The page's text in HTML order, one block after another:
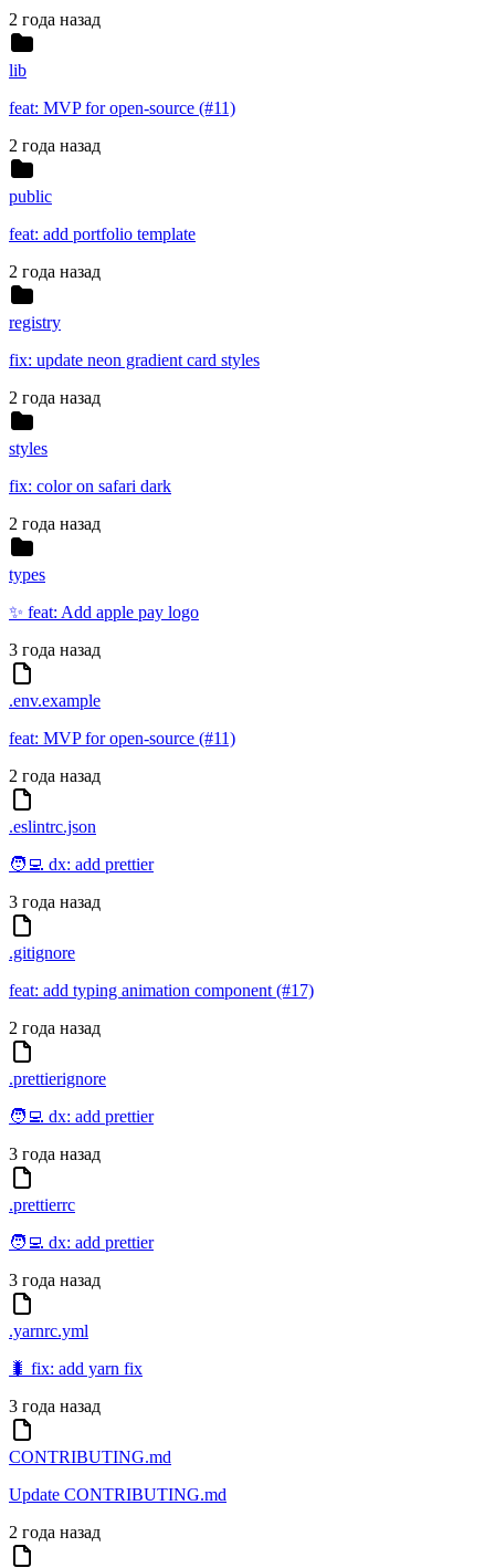
2 года назад
lib
feat: MVP for open-source (#11)
2 года назад
public
feat: add portfolio template
2 года назад
registry
fix: update neon gradient card styles
2 года назад
styles
fix: color on safari dark
2 года назад
types
✨ feat: Add apple pay logo
3 года назад
.env.example
feat: MVP for open-source (#11)
2 года назад
.eslintrc.json
🧑‍💻 dx: add prettier
3 года назад
.gitignore
feat: add typing animation component (#17)
2 года назад
.prettierignore
🧑‍💻 dx: add prettier
3 года назад
.prettierrc
🧑‍💻 dx: add prettier
3 года назад
.yarnrc.yml
🐛 fix: add yarn fix
3 года назад
CONTRIBUTING.md
Update CONTRIBUTING.md
2 года назад